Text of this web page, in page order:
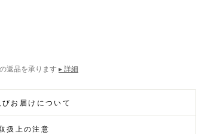
返品を承ります ▸ 詳細
びお届けについて
扱上の注意